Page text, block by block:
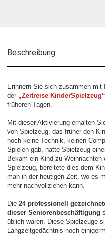
Beschreibung
Erinnern Sie sich zusammen mit
der „Zeitreise KinderSpielzeug“
früheren Tagen.
Mit dieser Aktivierung erhalten
von Spielzeug, das früher den
noch keine Technik, keinen
Spielen gab, hatte Spielzeug
Bekam ein Kind zu Weihnachten
Spielzeug, bereitete dies dem
man in der heutigen Zeit, wo es
mehr nachvollziehen kann.
Die 24 professionell
dieser Seniorenbeschäftigung
üblich waren. Diese Spielzeuge
Langzeitgedächtnis noch